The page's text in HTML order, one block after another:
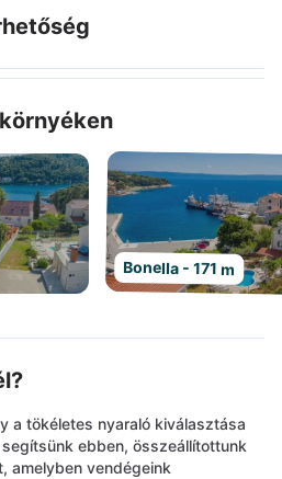
Bonella - 171 m
a tökéletes nyaraló kiválasztása
ebben, összeállítottunk
amelyben vendégeink